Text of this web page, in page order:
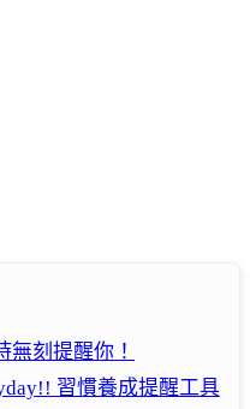
無刻提醒你！
習慣養成提醒工具